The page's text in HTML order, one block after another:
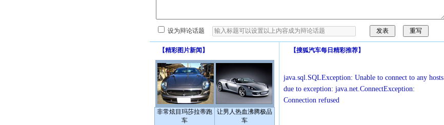
设为辩论话题
【精彩图片新闻 】
非常炫目玛莎拉蒂跑
车
让男人热血沸腾极品
车
【搜狐汽车每日精彩推荐】
java.sql.SQLException: Unable to connect to any hosts
due to exception: java.net.ConnectException:
Connection refused